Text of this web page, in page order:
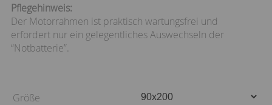
Pflegehinweis:
Der Motorrahmen ist praktisch wartungsfrei und
erfordert nur ein gelegentliches Auswechseln der
“Notbatterie”.
Größe